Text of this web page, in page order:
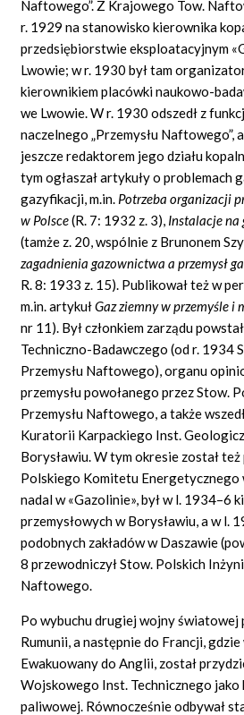
Naftowego”. Z Krajowego Tow.
r. 1929 na stanowisko kierownika
przedsiębiorstwie eksploatacyjnym
Lwowie; w r. 1930 był tam
kierownikiem placówki naukowo-
we Lwowie. W r. 1930 odszedł z
naczelnego „Przemysłu Naftowego”,
jeszcze redaktorem jego działu
tym ogłaszał artykuły o problemach
gazyfikacji, m.in. Potrzeba organizacji
w Polsce(R. 7: 1932 z. 3), Instalacje na
(tamże z. 20, wspólnie z Brunonem
zagadnienia gazownictwa a przemysł
R. 8: 1933 z. 15). Publikował też w
m.in. artykułGaz ziemny w przemyśle i
nr 11). Był członkiem zarządu
Techniczno-Badawczego (od r. 1934
Przemysłu Naftowego), organu
przemysłu powołanego przez Stow.
Przemysłu Naftowego, a także
Kuratorii Karpackiego Inst.
Borysławiu. W tym okresie został też
Polskiego Komitetu Energetycznego
nadal w «Gazolinie», był w l. 1934–6
przemysłowych w Borysławiu, a w l.
podobnych zakładów w Daszawie
8 przewodniczył Stow. Polskich
Naftowego.
Po wybuchu drugiej wojny światowej
Rumunii, a następnie do Francji, gdzie
Ewakuowany do Anglii, został
Wojskowego Inst. Technicznego jako
paliwowej. Równocześnie odbywał